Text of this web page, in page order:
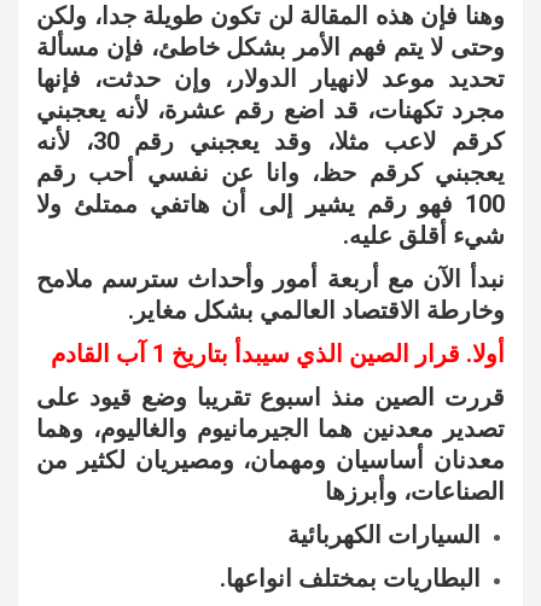
وهنا فإن هذه المقالة لن تكون طويلة جدا، ولكن
وحتى لا يتم فهم الأمر بشكل خاطئ، فإن مسألة
تحديد موعد لانهيار الدولار، وإن حدثت، فإنها
مجرد تكهنات، قد اضع رقم عشرة، لأنه يعجبني
كرقم لاعب مثلا، وقد يعجبني رقم 30، لأنه
يعجبني كرقم حظ، وانا عن نفسي أحب رقم
100 فهو رقم يشير إلى أن هاتفي ممتلئ ولا
شيء أقلق عليه.
نبدأ الآن مع أربعة أمور وأحداث سترسم ملامح
وخارطة الاقتصاد العالمي بشكل مغاير.
أولا. قرار الصين الذي سيبدأ بتاريخ 1 آب القادم
قررت الصين منذ اسبوع تقريبا وضع قيود على
تصدير معدنين هما الجيرمانيوم والغاليوم، وهما
معدنان أساسيان ومهمان، ومصيريان لكثير من
الصناعات، وأبرزها
السيارات الكهربائية
البطاريات بمختلف انواعها.